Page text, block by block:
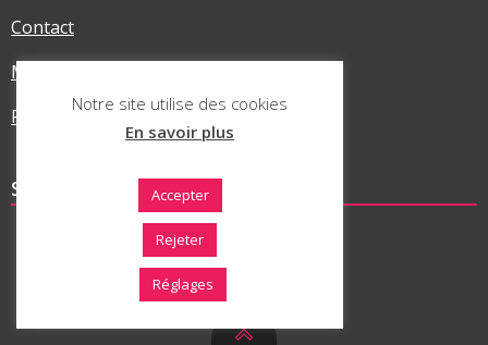
Contact
Mentions légales
Politique RGPD
SUR LES RÉSEAUX
Notre site utilise des cookies
En savoir plus
Accepter
Rejeter
Réglages